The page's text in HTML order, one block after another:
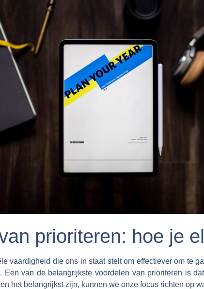
prioriteren: hoe je
vaardigheid die ons in staat stelt om effectiever om te
Een van de belangrijkste voordelen van prioriteren is
het belangrijkst zijn, kunnen we onze focus richten op